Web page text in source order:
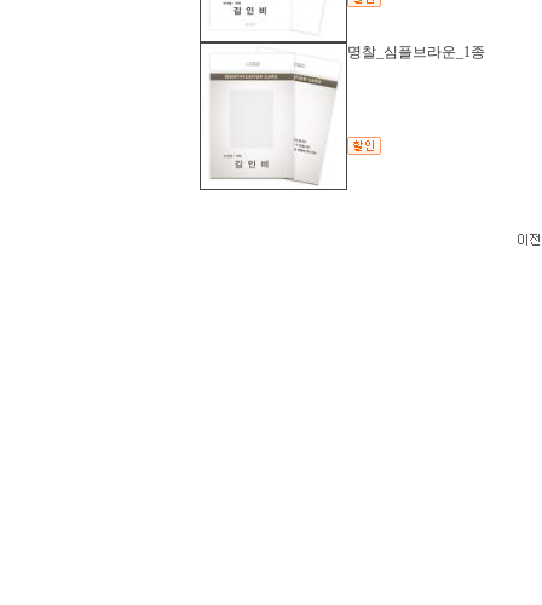
명찰_심플브라운_1종